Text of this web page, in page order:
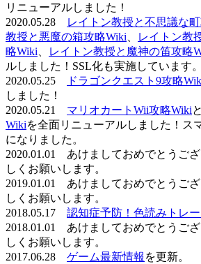
リニューアルしました！
2020.05.28
レイトン教授と不思議な
教授と悪魔の箱攻略Wiki
レイトン教
略Wiki
レイトン教授と魔神の笛攻略
ルしました！SSL化も実施しています。
2020.05.25
ドラゴンクエスト9攻略
しました！
2020.05.21 マリオカートWii攻略Wikiと
Wikiを全面リニューアルしました！ス
になりました。
2020.01.01 あけましておめでとうご
しくお願いします。
2019.01.01 あけましておめでとうご
しくお願いします。
2018.05.17 認知症予防！色読みトレ
2018.01.01 あけましておめでとうご
しくお願いします。
2017.06.28 ゲーム最新情報 を更新。